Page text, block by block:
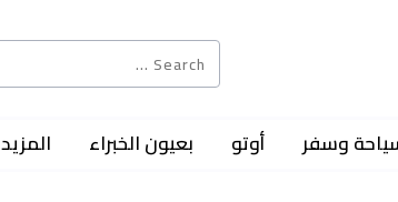
وسفر أوتو بعيون الخبراء المزيد